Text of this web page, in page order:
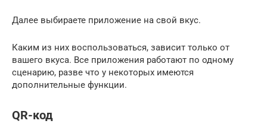
Далее выбираете приложение на свой вкус.
Каким из них воспользоваться, зависит только от
вашего вкуса. Все приложения работают по одному
сценарию, разве что у некоторых имеются
дополнительные функции.
QR-код